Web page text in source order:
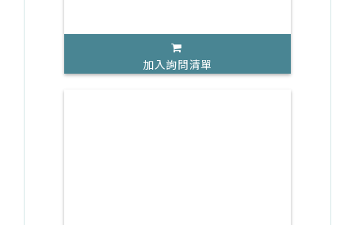
加入詢問清單